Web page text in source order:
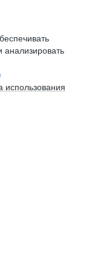
анализировать
использования